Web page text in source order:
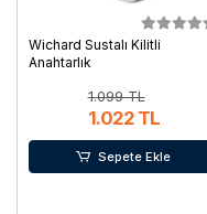
Wichard Sustalı Kilitli
Anahtarlık
1.099 TL
1.022 TL
Sepete Ekle